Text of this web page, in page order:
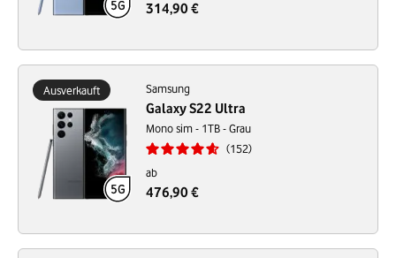
314,90 €
Ausverkauft Samsung
Galaxy S22 Ultra
Mono sim - 1TB - Grau
152
ab
476,90 €